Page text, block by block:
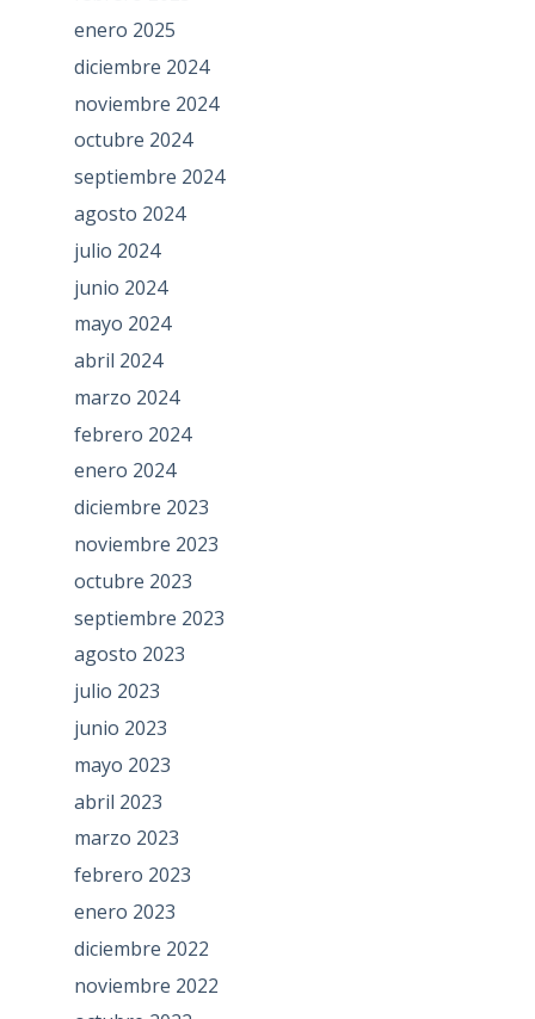
enero 2025
diciembre 2024
noviembre 2024
octubre 2024
septiembre 2024
agosto 2024
julio 2024
junio 2024
mayo 2024
abril 2024
marzo 2024
febrero 2024
enero 2024
diciembre 2023
noviembre 2023
octubre 2023
septiembre 2023
agosto 2023
julio 2023
junio 2023
mayo 2023
abril 2023
marzo 2023
febrero 2023
enero 2023
diciembre 2022
noviembre 2022